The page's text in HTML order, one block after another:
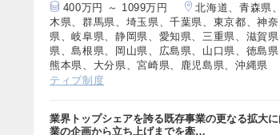
400万円 ～ 1099万円
北海道、青森県
木県、群馬県、埼玉県、千葉県、東京都、神
県、岐阜県、静岡県、愛知県、三重県、滋賀
県、島根県、岡山県、広島県、山口県、徳島
熊本県、大分県、宮崎県、鹿児島県、沖縄県
ティブ制度
業界トップシェアを誇る既存事業の更なる拡大
業の企画から立ち上げまでを牽…